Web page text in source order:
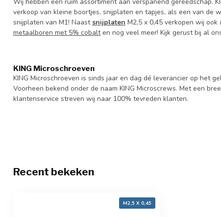
verkoop van kleine boortjes, snijplaten en tapjes, als een van de
snijplaten van M1! Naast snijplaten M2,5 x 0,45 verkopen wij ook
metaalboren met 5% cobalten nog veel meer! Kijk gerust bij al
KING Microschroeven
KING Microschroeven is sinds jaar en dag dé leverancier op het
Voorheen bekend onder de naam KING Microscrews. Met een
klantenservice streven wij naar 100% tevreden klanten.
Recent bekeken
M2,5 X 0,45